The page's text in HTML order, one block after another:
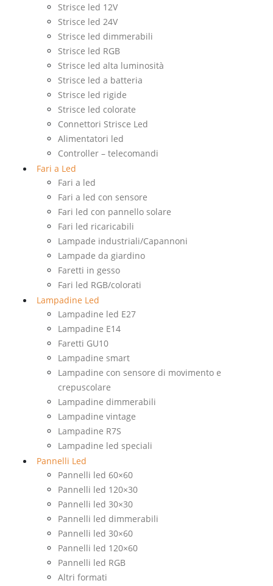
Strisce led 12V
Strisce led 24V
Strisce led dimmerabili
Strisce led RGB
Strisce led alta luminosità
Strisce led a batteria
Strisce led rigide
Strisce led colorate
Connettori Strisce Led
Alimentatori led
Controller – telecomandi
Fari a Led
Fari a led
Fari a led con sensore
Fari led con pannello solare
Fari led ricaricabili
Lampade industriali/Capannoni
Lampade da giardino
Faretti in gesso
Fari led RGB/colorati
Lampadine Led
Lampadine led E27
Lampadine E14
Faretti GU10
Lampadine smart
Lampadine con sensore di movimento e
crepuscolare
Lampadine dimmerabili
Lampadine vintage
Lampadine R7S
Lampadine led speciali
Pannelli Led
Pannelli led 60×60
Pannelli led 120×30
Pannelli led 30×30
Pannelli led dimmerabili
Pannelli led 30×60
Pannelli led 120×60
Pannelli led RGB
Altri formati